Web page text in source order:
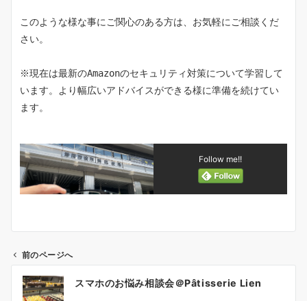
このような様な事にご関心のある方は、お気軽にご相談くだ
さい。
※現在は最新のAmazonのセキュリティ対策について学習して
います。より幅広いアドバイスができる様に準備を続けてい
ます。
Follow me!!
前のページへ
スマホのお悩み相談会＠Pâtisserie Lien